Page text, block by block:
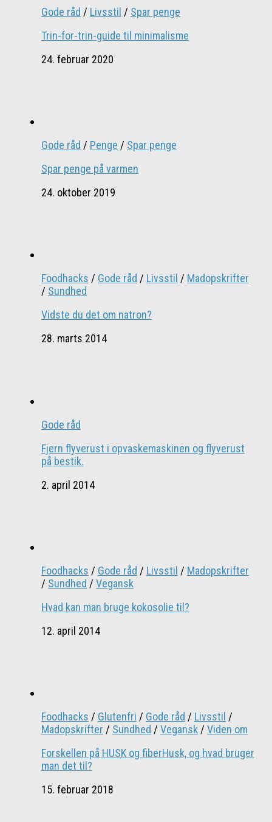
Gode råd / Livsstil / Spar penge
Trin-for-trin-guide til minimalisme
24. februar 2020
Gode råd / Penge / Spar penge
Spar penge på varmen
24. oktober 2019
Foodhacks / Gode råd / Livsstil / Madopskrifter
/ Sundhed
Vidste du det om natron?
28. marts 2014
Gode råd
Fjern flyverust i opvaskemaskinen og flyverust
på bestik.
2. april 2014
Foodhacks / Gode råd / Livsstil / Madopskrifter
/ Sundhed / Vegansk
Hvad kan man bruge kokosolie til?
12. april 2014
Foodhacks / Glutenfri / Gode råd / Livsstil /
Madopskrifter / Sundhed / Vegansk/ Viden om
Forskellen på HUSK og fiberHusk, og hvad bruger
man det til?
15. februar 2018